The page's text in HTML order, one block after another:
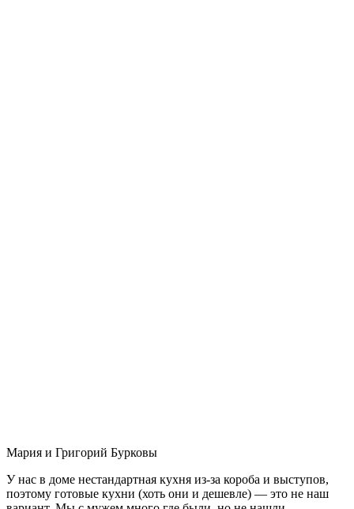
Мария и Григорий Бурковы
У нас в доме нестандартная кухня из-за короба и выступов,
поэтому готовые кухни (хоть они и дешевле) — это не наш